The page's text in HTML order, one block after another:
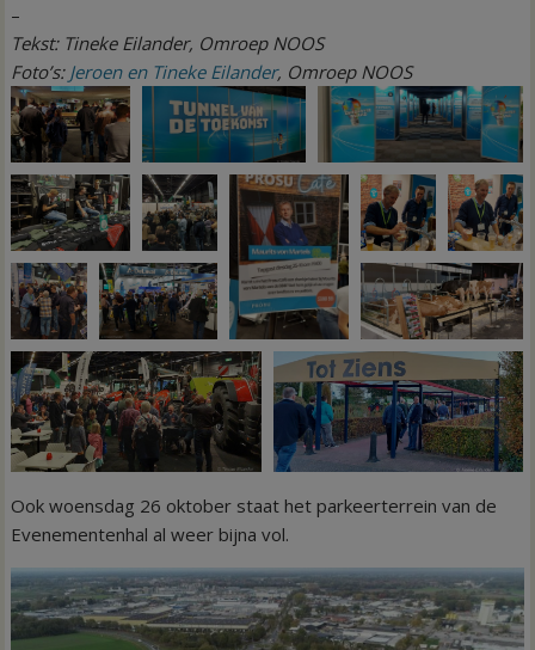
–
Tekst: Tineke Eilander, Omroep NOOS
Foto’s: Jeroen en Tineke Eilander, Omroep NOOS
Ook woensdag 26 oktober staat het parkeerterrein van de
Evenementenhal al weer bijna vol.